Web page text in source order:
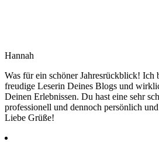
Hannah
Was für ein schöner Jahresrückblick! Ich
freudige Leserin Deines Blogs und
Deinen Erlebnissen. Du hast eine sehr
professionell und dennoch persönlich
Liebe Grüße!